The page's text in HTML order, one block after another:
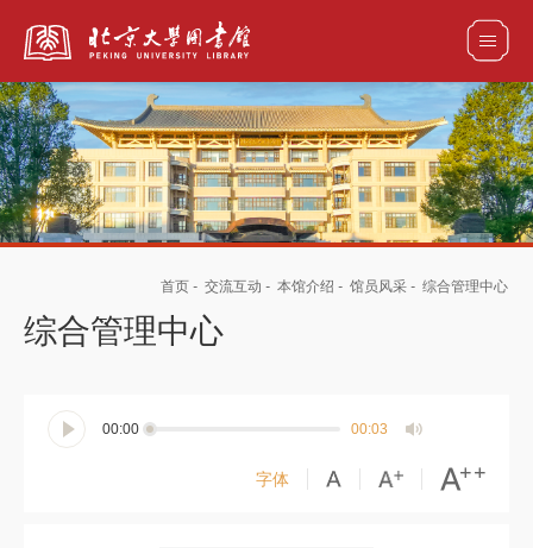
全部资源
首页 - 交流互动 - 本馆介绍 - 馆员风采 - 综合管理中心
综合管理中心
00:00 00:03
字体